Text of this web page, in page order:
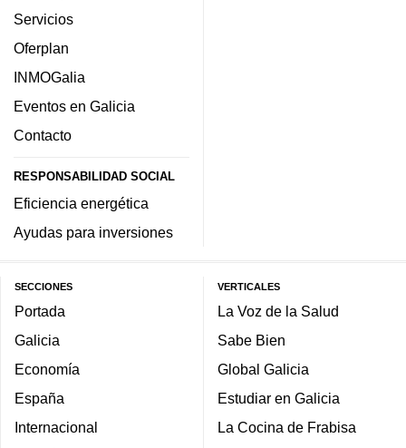
Servicios
Oferplan
INMOGalia
Eventos en Galicia
Contacto
RESPONSABILIDAD SOCIAL
Eficiencia energética
Ayudas para inversiones
SECCIONES
Portada
Galicia
Economía
España
Internacional
VERTICALES
La Voz de la Salud
Sabe Bien
Global Galicia
Estudiar en Galicia
La Cocina de Frabisa